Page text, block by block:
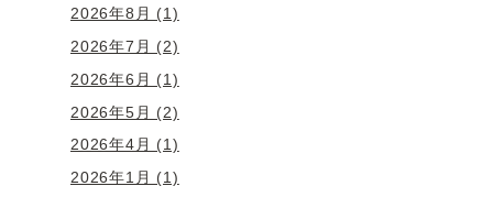
2026年8月 (1)
2026年7月 (2)
2026年6月 (1)
2026年5月 (2)
2026年4月 (1)
2026年1月 (1)